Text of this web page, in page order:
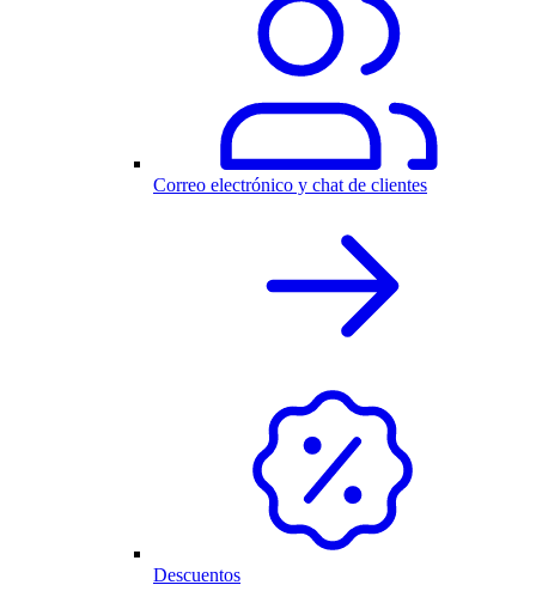
Correo electrónico y chat de clientes
Descuentos